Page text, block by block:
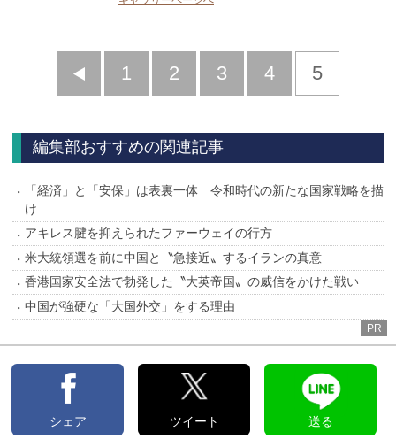
ギャラリーページへ
前
へ
1 2 3 4 5
編集部おすすめの関連記事
「経済」と「安保」は表裏一体 令和時代の新たな国家戦略を描
け
アキレス腱を抑えられたファーウェイの行方
米大統領選を前に中国と〝急接近〟するイランの真意
香港国家安全法で勃発した〝大英帝国〟の威信をかけた戦い
中国が強硬な「大国外交」をする理由